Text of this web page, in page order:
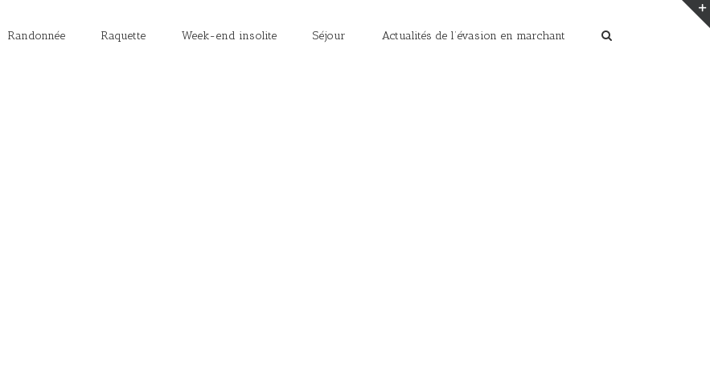
Randonnée Raquette Week-end insolite Séjour Actualités de l’évasion en marchant